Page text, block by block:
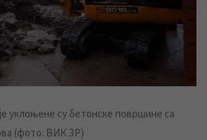
уклоњене су бетонске површине са
(фото: ВИК ЗР)